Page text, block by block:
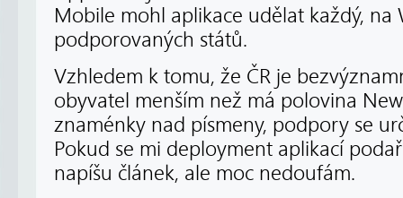
Mobile mohl aplikace udělat každý, na
podporovaných států.
Vzhledem k tomu, že ČR je
obyvatel menším než má polovina
znaménky nad písmeny, podpory se
Pokud se mi deployment aplikací
napíšu článek, ale moc nedoufám.